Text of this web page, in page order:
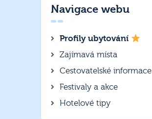
Navigace webu
Profily ubytování
Zajímavá místa
Cestovatelské informace
Festivaly a akce
Hotelové tipy